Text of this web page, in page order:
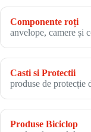
Componente roți
anvelope, camere și
Casti si Protectii
produse de protecție
Produse Biciclop